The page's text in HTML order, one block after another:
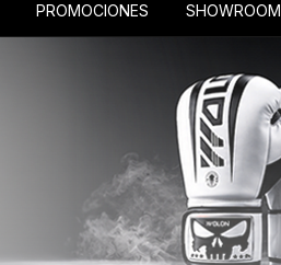
PROMOCIONES SHOWROOM